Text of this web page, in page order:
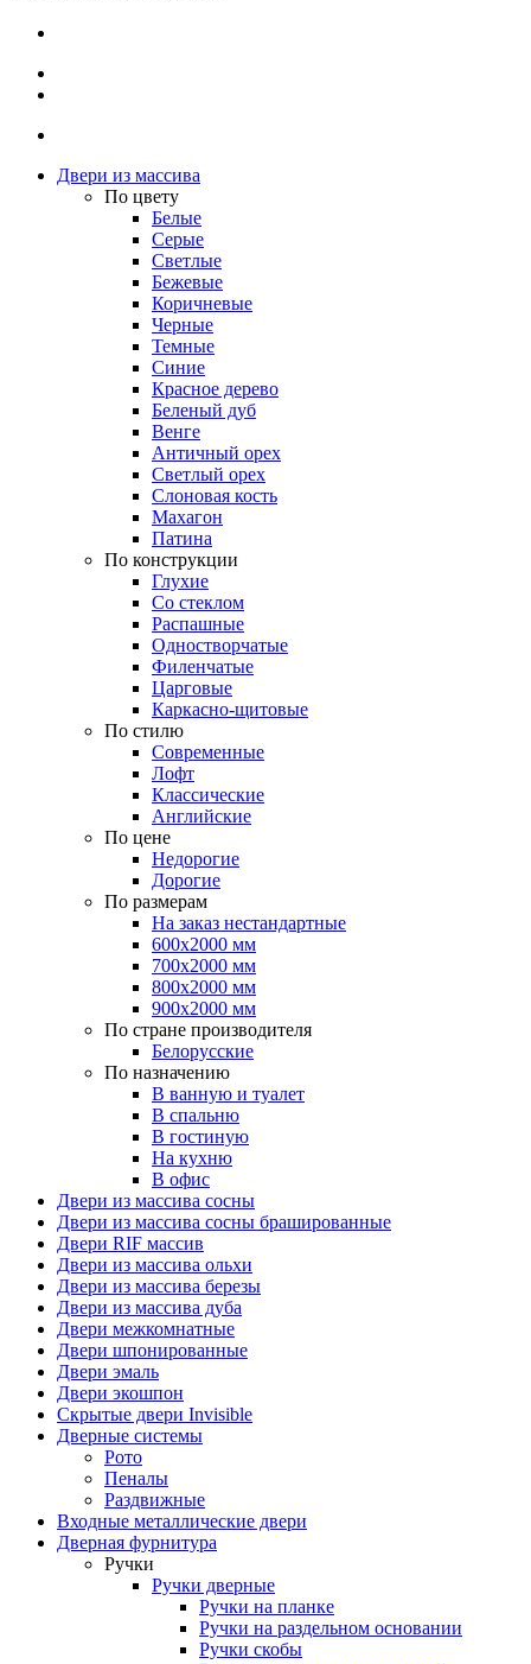
Двери из массива
По цвету
Белые
Серые
Светлые
Бежевые
Коричневые
Черные
Темные
Синие
Красное дерево
Беленый дуб
Венге
Античный орех
Светлый орех
Слоновая кость
Махагон
Патина
По конструкции
Глухие
Со стеклом
Распашные
Одностворчатые
Филенчатые
Царговые
Каркасно-щитовые
По стилю
Современные
Лофт
Классические
Английские
По цене
Недорогие
Дорогие
По размерам
На заказ нестандартные
600х2000 мм
700х2000 мм
800х2000 мм
900х2000 мм
По стране производителя
Белорусские
По назначению
В ванную и туалет
В спальню
В гостиную
На кухню
В офис
Двери из массива сосны
Двери из массива сосны брашированные
Двери RIF массив
Двери из массива ольхи
Двери из массива березы
Двери из массива дуба
Двери межкомнатные
Двери шпонированные
Двери эмаль
Двери экошпон
Скрытые двери Invisible
Дверные системы
Рото
Пеналы
Раздвижные
Входные металлические двери
Дверная фурнитура
Ручки
Ручки дверные
Ручки на планке
Ручки на раздельном основании
Ручки скобы